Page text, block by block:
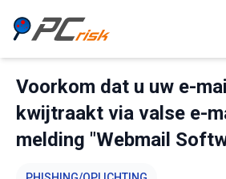
Voorkom dat u uw e-
kwijtraakt via valse e-
melding "Webmail